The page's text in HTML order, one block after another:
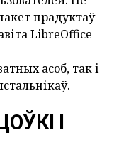
прадуктаў
LibreOffice
асоб, так і
І